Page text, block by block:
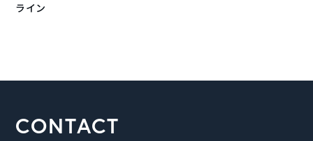
ライン
CONTACT